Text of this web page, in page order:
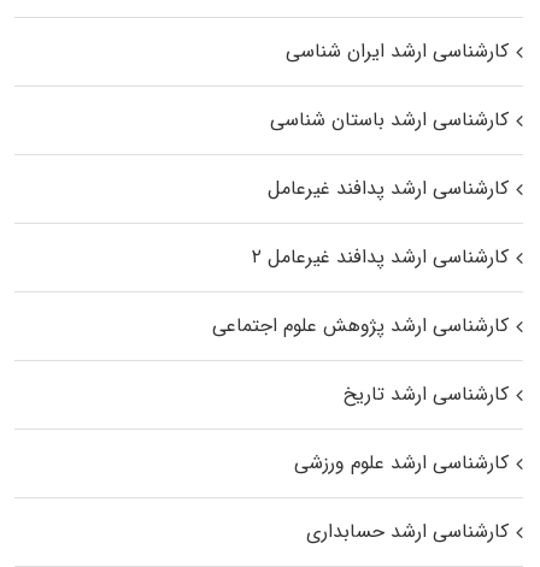
کارشناسی ارشد ایران شناسی
کارشناسی ارشد باستان شناسی
کارشناسی ارشد پدافند غیرعامل
کارشناسی ارشد پدافند غیرعامل ۲
کارشناسی ارشد پژوهش علوم اجتماعی
کارشناسی ارشد تاریخ
کارشناسی ارشد علوم ورزشی
کارشناسی ارشد حسابداری